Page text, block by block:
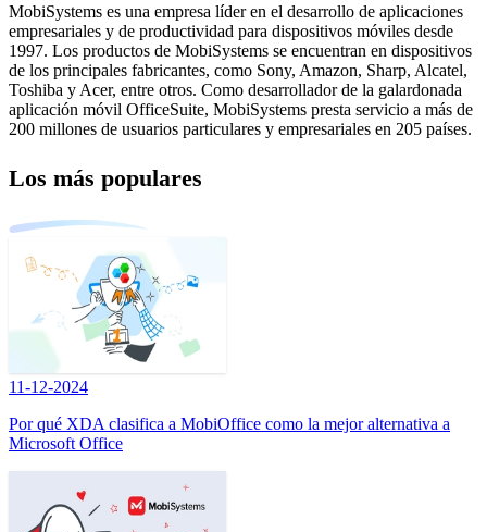
MobiSystems es una empresa líder en el desarrollo de aplicaciones
empresariales y de productividad para dispositivos móviles desde
1997. Los productos de MobiSystems se encuentran en dispositivos
de los principales fabricantes, como Sony, Amazon, Sharp, Alcatel,
Toshiba y Acer, entre otros. Como desarrollador de la galardonada
aplicación móvil OfficeSuite, MobiSystems presta servicio a más de
200 millones de usuarios particulares y empresariales en 205 países.
Los más populares
11-12-2024
Por qué XDA clasifica a MobiOffice como la mejor alternativa a
Microsoft Office